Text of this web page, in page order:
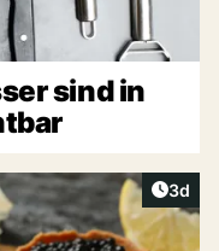
sind in
3d